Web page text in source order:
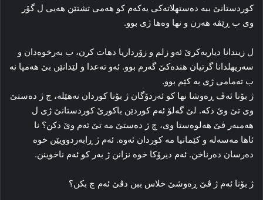
کوردستانێ ببه‌ ده‌ستهلاته‌کی یه‌که‌م کو هه‌می تشتێن هه‌یی ل گۆر
وی ب ڕێڤه‌ هه‌رن و نها وه‌ها ژی بوو.
ل زیندانا دیاربه‌کرێ ئه‌و زلم و زۆرداریا دهات کرن، ب به‌رخوه‌دان و
سه‌ریهلدانا گرتیان هنده‌کێ گه‌رم بوو. ئه‌و تەعدا و لێدانێن بێ هه‌مپا نه‌
ب ته‌مامی ژی به‌ کێم بوو.
ژ بۆنا ئه‌ڤ ڕه‌وشا نها کو ئه‌ردۆگان ژ بۆنا کوردان نەھێلە، چ ژ ده‌ستێ
وی تێ وێ دکه‌. لێ گه‌لۆ ئه‌م کوردێن باکورێ کوردستانێ ژی ل
هه‌مبه‌ر ڤێ هه‌لوه‌ستا وی، چ ژ ده‌ستێ مه‌ تێ ئه‌م وێ دکن؟ نا
ئاها مه‌سه‌له‌ و کێمانیا مه‌ کوردان ئه‌وه‌. ئه‌م ژ ڕابه‌ردوویێن خوه‌
ده‌رسان ده‌رناخن. ئه‌م دیرۆکا خوه‌ نزانن ژ به‌ر کو ئه‌م ناخوینن.
ژ بۆنا ئه‌م ژ ڤێ ڕه‌وشێ خلاس ببن دڤێ ئه‌م چ بکن؟